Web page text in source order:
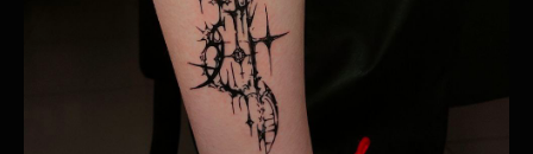
к/c: 30101810145250000974
Банк: АО "ТИНЬКОФФ БАНК"
Политика конфиденциальности